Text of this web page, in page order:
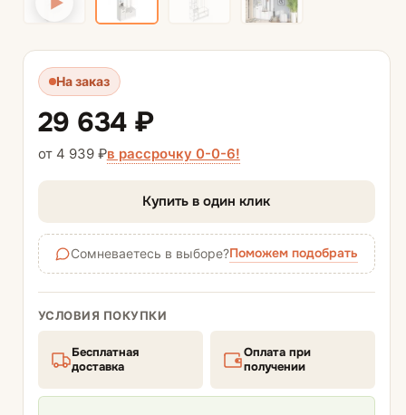
На заказ
29 634 ₽
от 4 939 ₽в рассрочку 0-0-6!
Купить в один клик
Сомневаетесь в выборе?Поможем подобрать
УСЛОВИЯ ПОКУПКИ
Бесплатная
доставка
Оплата при
получении